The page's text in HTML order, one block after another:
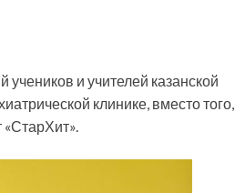
и учителей казанской
клинике, вместо того,
«СтарХит».